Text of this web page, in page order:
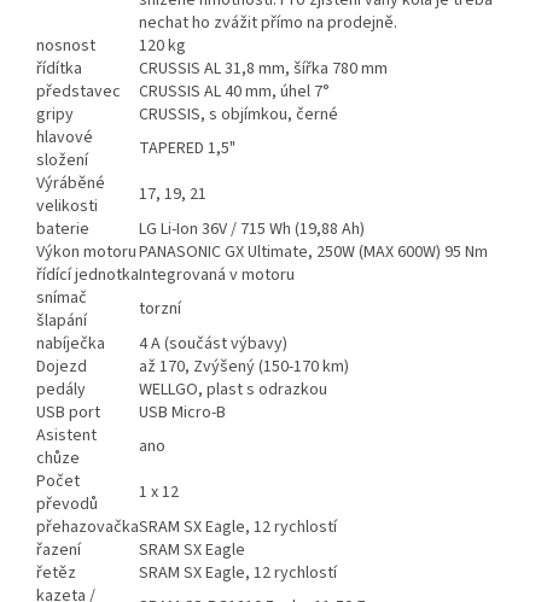
nechat ho zvážit přímo na prodejně.
nosnost
120 kg
řídítka
CRUSSIS AL 31,8 mm, šířka 780 mm
představec
CRUSSIS AL 40 mm, úhel 7°
gripy
CRUSSIS, s objímkou, černé
hlavové
složení
TAPERED 1,5"
Výráběné
velikosti
17, 19, 21
baterie
LG Li-Ion 36V / 715 Wh (19,88 Ah)
Výkon motoruPANASONIC GX Ultimate, 250W (MAX 600W) 95 Nm
řídící jednotkaIntegrovaná v motoru
snímač
šlapání
torzní
nabíječka
4 A (součást výbavy)
Dojezd
až 170, Zvýšený (150-170 km)
pedály
WELLGO, plast s odrazkou
USB port
USB Micro-B
Asistent
chůze
ano
Počet
převodů
1 x 12
přehazovačkaSRAM SX Eagle, 12 rychlostí
řazení
SRAM SX Eagle
řetěz
SRAM SX Eagle, 12 rychlostí
kazeta /